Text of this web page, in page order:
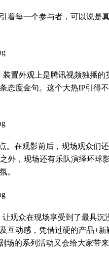
每一个参与者，可以说是
置外观上是腾讯视频独播的
态度金句。这个大热IP引得
在观影前后，现场观众们
外，现场还有乐队演绎环球
。
观众在现场享受到了最具沉
互动感，凭借过硬的产品+新
场的系列活动又会给大家带